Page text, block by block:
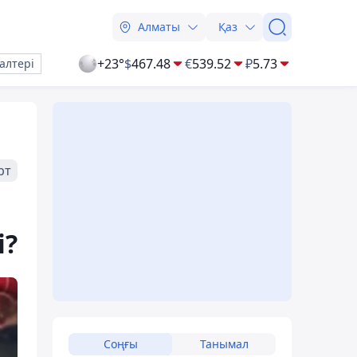
Алматы Қаз
+23°$467.48 €539.52 ₽5.73
Соңғы Танымал